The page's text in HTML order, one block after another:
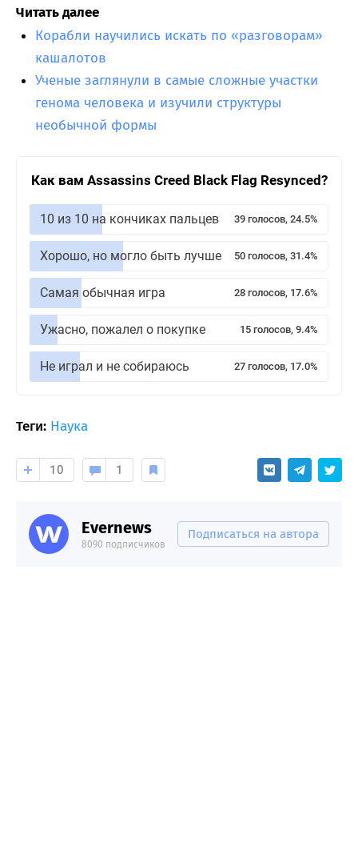
Читать далее
Корабли научились искать по «разговорам»
кашалотов
Ученые заглянули в самые сложные участки
генома человека и изучили структуры
необычной формы
Как вам Assassins Creed Black Flag Resynced?
10 из 10 на кончиках пальцев 39 голосов, 24.5%
Хорошо, но могло быть лучше 50 голосов, 31.4%
Самая обычная игра 28 голосов, 17.6%
Ужасно, пожалел о покупке 15 голосов, 9.4%
Не играл и не собираюсь 27 голосов, 17.0%
Теги: Наука
10 1
Evernews
8090 подписчиков
Подписаться на автора